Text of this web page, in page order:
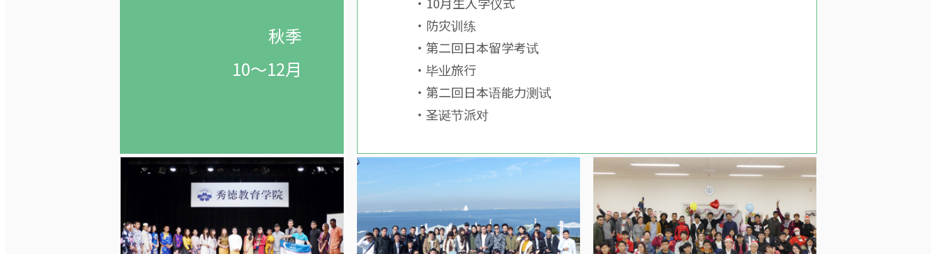
秋季
10～12月
・防灾训练
・第二回日本留学考试
・毕业旅行
・第二回日本语能力测试
・圣诞节派对